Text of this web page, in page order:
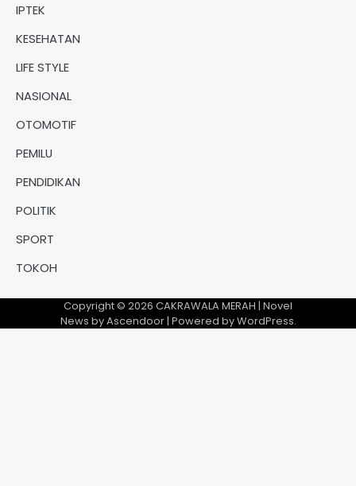
IPTEK
KESEHATAN
LIFE STYLE
NASIONAL
OTOMOTIF
PEMILU
PENDIDIKAN
POLITIK
SPORT
TOKOH
Copyright © 2026 CAKRAWALA MERAH | Novel
News byAscendoor| Powered byWordPress.